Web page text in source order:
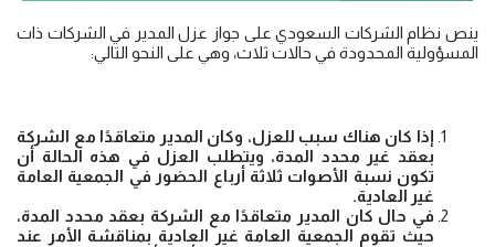
ينص نظام الشركات السعودي على جواز عزل المدير في الشركات ذات
المسؤولية المحدودة في حالات ثلاث، وهي على النحو التالي:
إذا كان هناك سبب للعزل، وكان المدير متعاقدًا مع الشركة
بعقد غير محدد المدة، ويتطلب العزل في هذه الحالة أن
تكون نسبة الأصوات ثلاثة أرباع الحضور في الجمعية العامة
غير العادية.
في حال كان المدير متعاقدًا مع الشركة بعقد محدد المدة،
حيث تقوم الجمعية العامة غير العادية بمناقشة الأمر عند